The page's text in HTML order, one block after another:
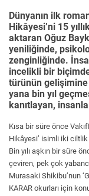
Klasik
Dünyanın ilk
Hikâyesi’ni 15
aktaran Oğuz
yeniliğinde,
zenginliğinde.
incelikli bir
türünün gelişimine
yana bin yıl
kanıtlayan,
Kısa bir süre önce
Hikâyesi’ isimli iki ciltlik
Bin yılı aşkın bir süre
çeviren, pek çok
Murasaki Shikibu’nun
KARAR okurları için